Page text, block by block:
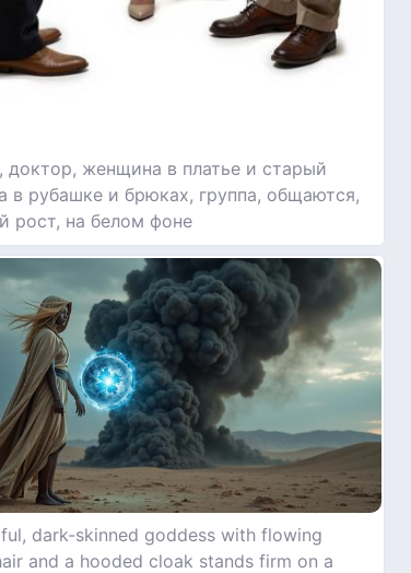
доктор, женщина в платье и старый
в рубашке и брюках, группа, общаются,
рост, на белом фоне
dark-skinned goddess with flowing
and a hooded cloak stands firm on a